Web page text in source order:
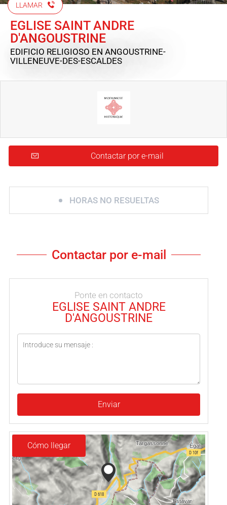
LLAMAR
EGLISE SAINT ANDRE
D'ANGOUSTRINE
EDIFICIO RELIGIOSO EN ANGOUSTRINE-
VILLENEUVE-DES-ESCALDES
Contactar por e-mail
HORAS NO RESUELTAS
Contactar por e-mail
Ponte en contacto
EGLISE SAINT ANDRE
D'ANGOUSTRINE
Enviar
Cómo llegar